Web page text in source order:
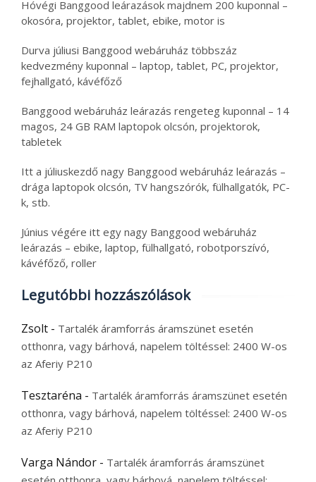
Hóvégi Banggood leárazások majdnem 200 kuponnal –
okosóra, projektor, tablet, ebike, motor is
Durva júliusi Banggood webáruház többszáz
kedvezmény kuponnal – laptop, tablet, PC, projektor,
fejhallgató, kávéfőző
Banggood webáruház leárazás rengeteg kuponnal – 14
magos, 24 GB RAM laptopok olcsón, projektorok,
tabletek
Itt a júliuskezdő nagy Banggood webáruház leárazás –
drága laptopok olcsón, TV hangszórók, fülhallgatók, PC-
k, stb.
Június végére itt egy nagy Banggood webáruház
leárazás – ebike, laptop, fülhallgató, robotporszívó,
kávéfőző, roller
Legutóbbi hozzászólások
Zsolt - Tartalék áramforrás áramszünet esetén
otthonra, vagy bárhová, napelem töltéssel: 2400 W-os
az Aferiy P210
Tesztaréna - Tartalék áramforrás áramszünet esetén
otthonra, vagy bárhová, napelem töltéssel: 2400 W-os
az Aferiy P210
Varga Nándor - Tartalék áramforrás áramszünet